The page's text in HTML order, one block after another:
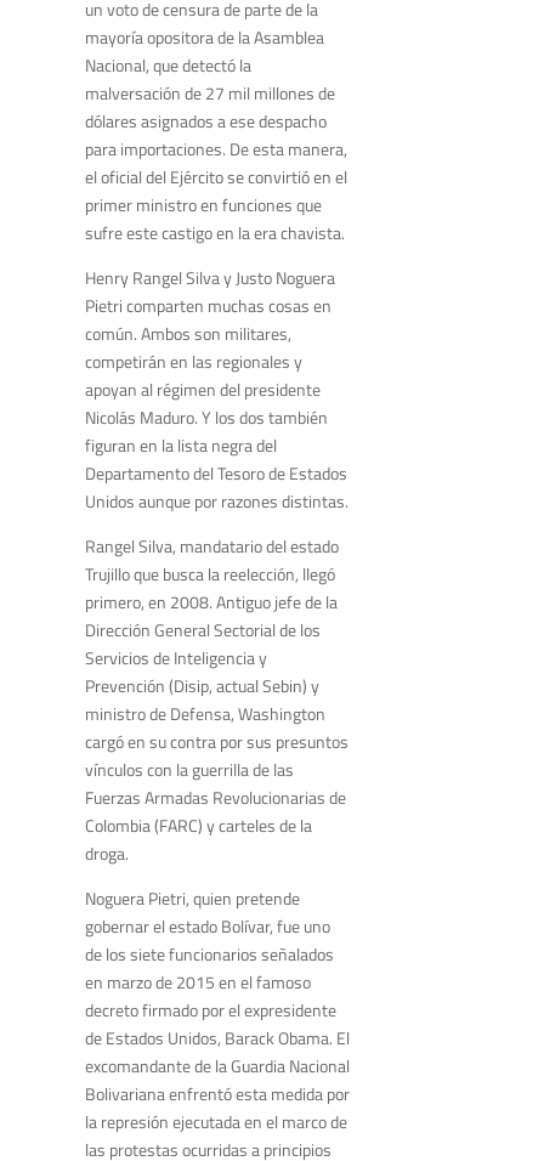
un voto de censura de parte de la
mayoría opositora de la Asamblea
Nacional, que detectó la
malversación de 27 mil millones de
dólares asignados a ese despacho
para importaciones. De esta manera,
el oficial del Ejército se convirtió en el
primer ministro en funciones que
sufre este castigo en la era chavista.
Henry Rangel Silva y Justo Noguera
Pietri comparten muchas cosas en
común. Ambos son militares,
competirán en las regionales y
apoyan al régimen del presidente
Nicolás Maduro. Y los dos también
figuran en la lista negra del
Departamento del Tesoro de Estados
Unidos aunque por razones distintas.
Rangel Silva, mandatario del estado
Trujillo que busca la reelección, llegó
primero, en 2008. Antiguo jefe de la
Dirección General Sectorial de los
Servicios de Inteligencia y
Prevención (Disip, actual Sebin) y
ministro de Defensa, Washington
cargó en su contra por sus presuntos
vínculos con la guerrilla de las
Fuerzas Armadas Revolucionarias de
Colombia (FARC) y carteles de la
droga.
Noguera Pietri, quien pretende
gobernar el estado Bolívar, fue uno
de los siete funcionarios señalados
en marzo de 2015 en el famoso
decreto firmado por el expresidente
de Estados Unidos, Barack Obama. El
excomandante de la Guardia Nacional
Bolivariana enfrentó esta medida por
la represión ejecutada en el marco de
las protestas ocurridas a principios